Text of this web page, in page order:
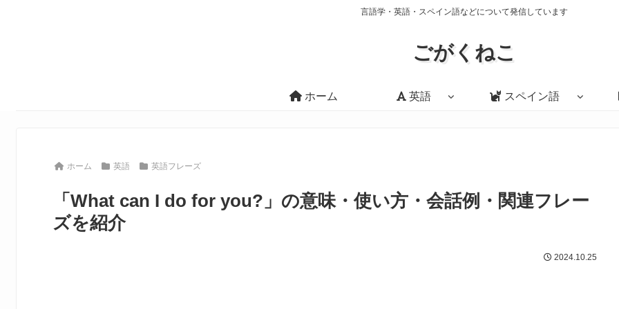
言語学・英語・スペイン語などについて発信しています
ごがくねこ
ホーム 英語 スペイン語
ホーム 英語 英語フレーズ
「What can I do for you?」の意味・使い方・会話例・関連フレー
ズを紹介
2024.10.25